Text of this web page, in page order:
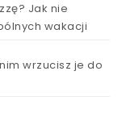
Jak nie
wakacji
wrzucisz je do